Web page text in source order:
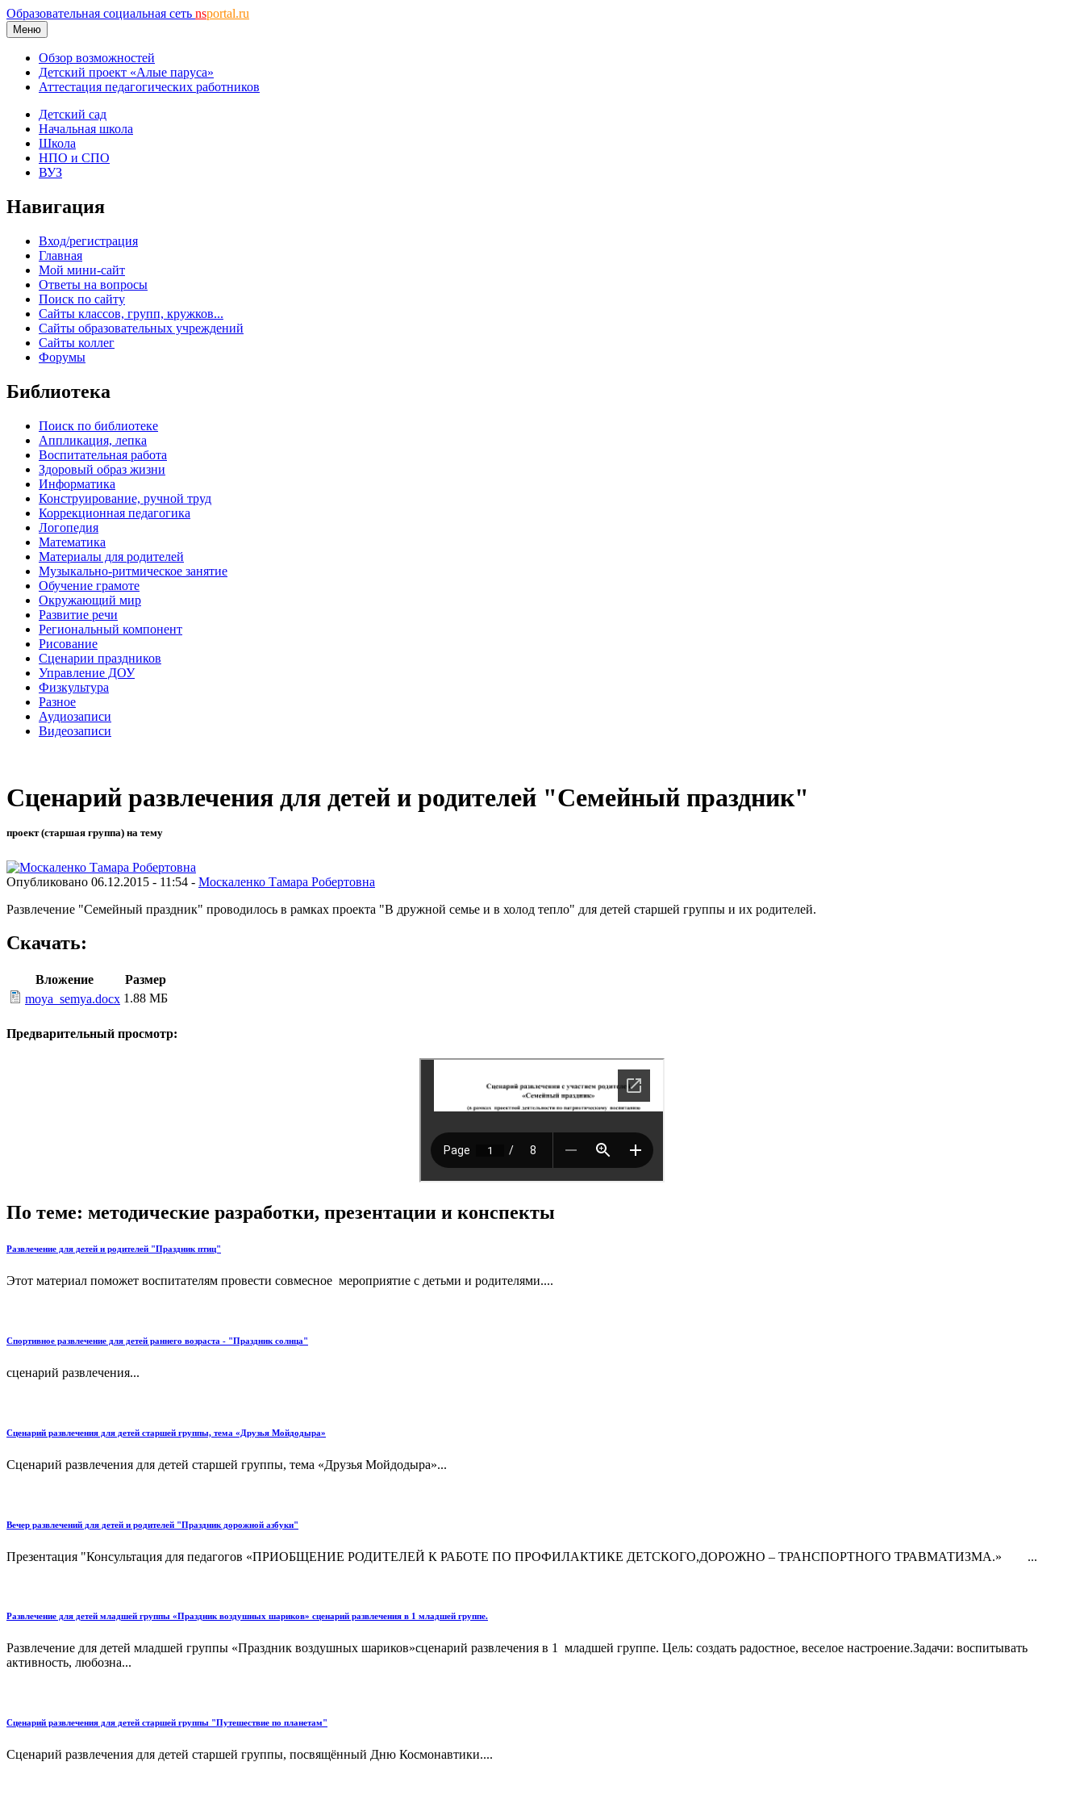
Образовательная социальная сеть nsportal.ru
Меню
Обзор возможностей
Детский проект «Алые паруса»
Аттестация педагогических работников
Детский сад
Начальная школа
Школа
НПО и СПО
ВУЗ
Навигация
Вход/регистрация
Главная
Мой мини-сайт
Ответы на вопросы
Поиск по сайту
Сайты классов, групп, кружков...
Сайты образовательных учреждений
Сайты коллег
Форумы
Библиотека
Поиск по библиотеке
Аппликация, лепка
Воспитательная работа
Здоровый образ жизни
Информатика
Конструирование, ручной труд
Коррекционная педагогика
Логопедия
Математика
Материалы для родителей
Музыкально-ритмическое занятие
Обучение грамоте
Окружающий мир
Развитие речи
Региональный компонент
Рисование
Сценарии праздников
Управление ДОУ
Физкультура
Разное
Аудиозаписи
Видеозаписи
Cценарий развлечения для детей и родителей "Семейный праздник"
проект (старшая группа) на тему
Опубликовано 06.12.2015 - 11:54 - Москаленко Тамара Робертовна
Развлечение "Семейный праздник" проводилось в рамках проекта "В дружной семье и в холод тепло" для детей старшей группы и их родителей.
Скачать:
Вложение
Размер
moya_semya.docx 1.88 МБ
Предварительный просмотр:
По теме: методические разработки, презентации и конспекты
Развлечение для детей и родителей "Праздник птиц"
Этот материал поможет воспитателям провести совмесное мероприятие с детьми и родителями....
Спортивное развлечение для детей раннего возраста - "Праздник солнца"
сценарий развлечения...
Cценарий развлечения для детей старшей группы, тема «Друзья Мойдодыра»
Cценарий развлечения для детей старшей группы, тема «Друзья Мойдодыра»...
Вечер развлечений для детей и родителей "Праздник дорожной азбуки"
Презентация "Консультация для педагогов «ПРИОБЩЕНИЕ РОДИТЕЛЕЙ К РАБОТЕ ПО ПРОФИЛАКТИКЕ ДЕТСКОГО,ДОРОЖНО – ТРАНСПОРТНОГО ТРАВМАТИЗМА.» ...
Развлечение для детей младшей группы «Праздник воздушных шариков» сценарий развлечения в 1 младшей группе.
Развлечение для детей младшей группы «Праздник воздушных шариков»сценарий развлечения в 1 младшей группе. Цель: создать радостное, веселое настроение.Задачи: воспитывать
активность, любозна...
Cценарий развлечения для детей старшей группы "Путешествие по планетам"
Cценарий развлечения для детей старшей группы, посвящённый Дню Космонавтики....